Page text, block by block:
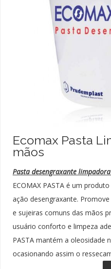
Ecomax Pasta
mãos
Pasta desengraxante
ECOMAX PASTA é um
ação desengraxante.
e sujeiras comuns das mãos
usuário conforto e limpeza
PASTA mantém a oleosidade
ocasionando assim o